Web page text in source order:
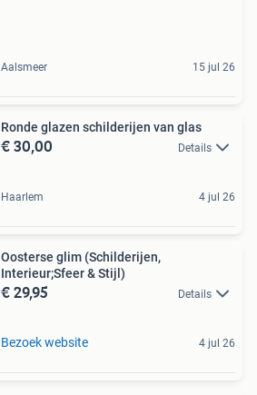
Aalsmeer 15 jul 26
Ronde glazen schilderijen van glas
€ 30,00 Details
Haarlem 4 jul 26
Oosterse glim (Schilderijen,
Interieur;Sfeer & Stijl)
€ 29,95 Details
Bezoek website 4 jul 26